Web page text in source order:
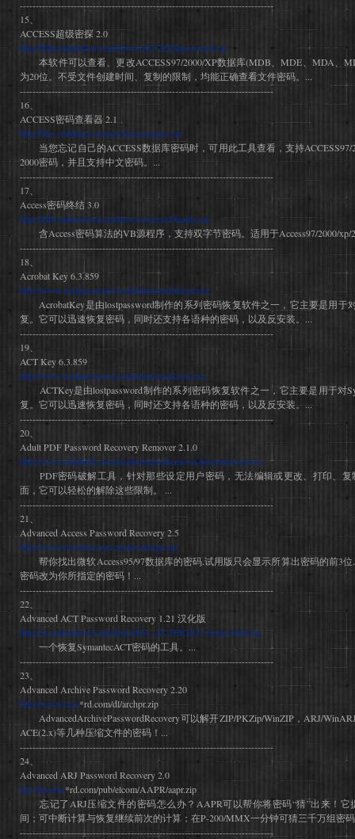
--------------------------------------------------------------------------------
15、
ACCESS超级密探 2.0
http://hlbr.onlinedown.net/down/ACCESSpassword.rar
本软件可以查看、更改ACCESS97/2000/XP数据库(MDB、MDE、MDA、
为20位。不受文件创建时间、复制的限制，均能正确查看文件密码。...
--------------------------------------------------------------------------------
16、
ACCESS密码查看器 2.1
http://bbs.codeidea.com/qwh/accesspass.rar
当您忘记自己的ACCESS数据库密码时，可用此工具查看，支持ACCESS97/
2000密码，并且支持中文密码。...
--------------------------------------------------------------------------------
17、
Access密码终结 3.0
http://hlbr.onlinedown.net/down/AccessFinality.rar
含Access密码算法的VB源程序，支持双字节密码。适用于Access97/2000/xp/
--------------------------------------------------------------------------------
18、
Acrobat Key 6.3.859
http://www.lostpassword.com/demos/acbtkeyd.exe
AcrobatKey是由lostpassword制作的系列密码恢复软件之一，它主要是用于
复。它可以迅速恢复密码，同时还支持各语种的密码，以及反安装。...
--------------------------------------------------------------------------------
19、
ACT Key 6.3.859
http://www.lostpassword.com/demos/actkeyd.exe
ACTKey是由lostpassword制作的系列密码恢复软件之一，它主要是用于对
复。它可以迅速恢复密码，同时还支持各语种的密码，以及反安装。...
--------------------------------------------------------------------------------
20、
Adult PDF Password Recovery Remover 2.1.0
http://www.adultpdf.com/products/pwdremover/pwdremover.exe
PDF密码破解工具，针对那些设定用户密码，无法编辑或更改、打印、复
面，它可以轻松的解除这些限制。 ...
--------------------------------------------------------------------------------
21、
Advanced Access Password Recovery 2.5
http://www.newhua.com.cn/down/acpr.zip
帮你找出微软Access95/97数据库的密码.试用版只会显示所算出密码的前3
密码改为你所指定的密码！...
--------------------------------------------------------------------------------
22、
Advanced ACT Password Recovery 1.21 汉化版
http://xz.onlinedown.net/down/HA_ACTPR1b21-Scher1860.rar
一个恢复SymantecACT密码的工具。...
--------------------------------------------------------------------------------
23、
Advanced Archive Password Recovery 2.20
http://www.crac*rd.com/dl/archpr.zip
AdvancedArchivePasswordRecovery可以解开ZIP/PKZip/WinZIP，ARJ/
ACE(2.x)等几种压缩文件的密码！...
--------------------------------------------------------------------------------
24、
Advanced ARJ Password Recovery 2.0
ftp://ftp.crac*rd.com/pub/elcom/AAPR/aapr.zip
忘记了ARJ压缩文件的密码怎么办？AAPR可以帮你将密码“猜”出来！它
间；可中断计算与恢复继续前次的计算；在P-200/MMX一分钟可猜三千万组密
--------------------------------------------------------------------------------